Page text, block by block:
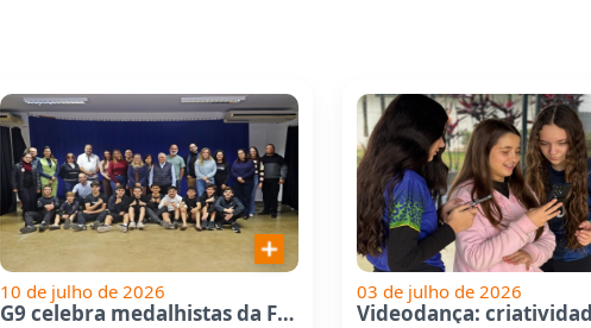
10 de julho de 2026
G9 celebra medalhistas da Fase...
03 de julho de 2026